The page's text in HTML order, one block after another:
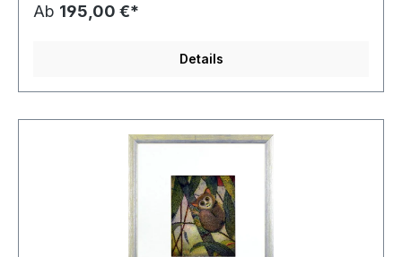
Ab 195,00 €*
Details